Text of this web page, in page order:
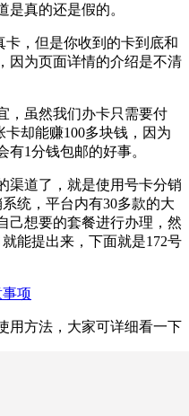
真的还是假的。
卡，但是你收到的卡到底和
因为页面详情的介绍是不清
，虽然我们办卡只需要付
却能赚100多块钱，因为
1分钱包邮的好事。
渠道了，就是使用号卡分销
统，平台内有30多款的大
己想要的套餐进行办理，然
能提出来，下面就是172号
项
用方法，大家可详细看一下